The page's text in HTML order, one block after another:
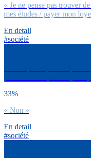
« Je ne pense pas trouver
mes études / payer mon
En detail
#société
33%
« Non »
En detail
#société